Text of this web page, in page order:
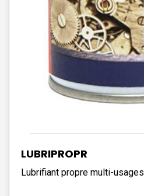
LUBRIPROPR
Lubrifiant propre multi-usages